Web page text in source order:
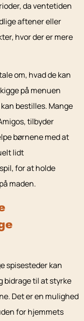
da ventetiden
aftener eller
hvor der er mere
om, hvad de kan
på menuen
bestilles. Mange
tilbyder
børnene med at
lidt
for at holde
maden.
spisesteder kan
bidrage til at styrke
Det er en mulighed
for hjemmets